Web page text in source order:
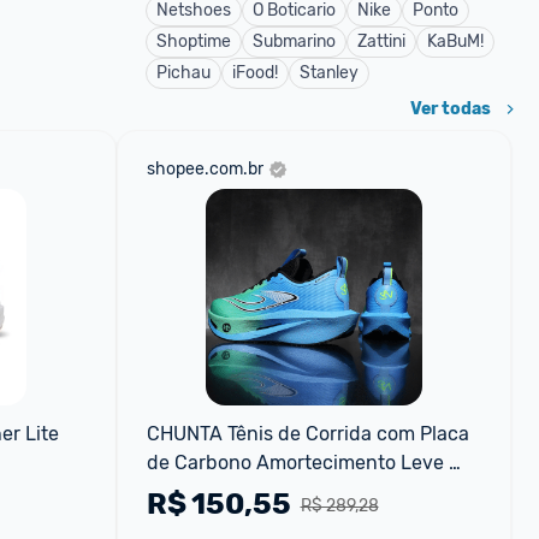
Netshoes O Boticario Nike
Ponto
Shoptime
Submarino Zattini
KaBuM!
Pichau
iFood!
Stanley
Ver todas
Lite
shopee.com.br
CHUNTA Tênis de Corrida com Placa
de Carbono Amortecimento Leve
Masculino Feminino
R$ 289,28
R$150,55